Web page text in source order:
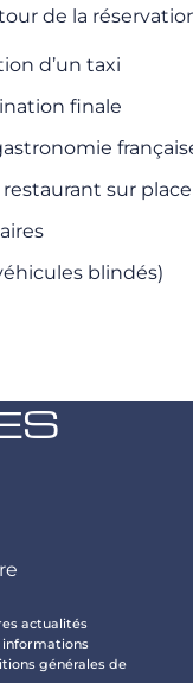
de la
d’un taxi
finale
sur
blindés)
actualités
informations
générales de